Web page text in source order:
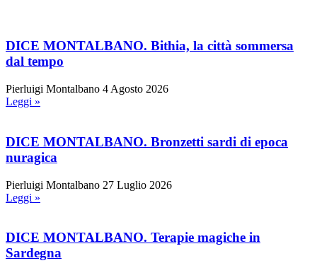
DICE MONTALBANO. Bithia, la città sommersa
dal tempo
Pierluigi Montalbano 4 Agosto 2026
Leggi »
DICE MONTALBANO. Bronzetti sardi di epoca
nuragica
Pierluigi Montalbano 27 Luglio 2026
Leggi »
DICE MONTALBANO. Terapie magiche in
Sardegna